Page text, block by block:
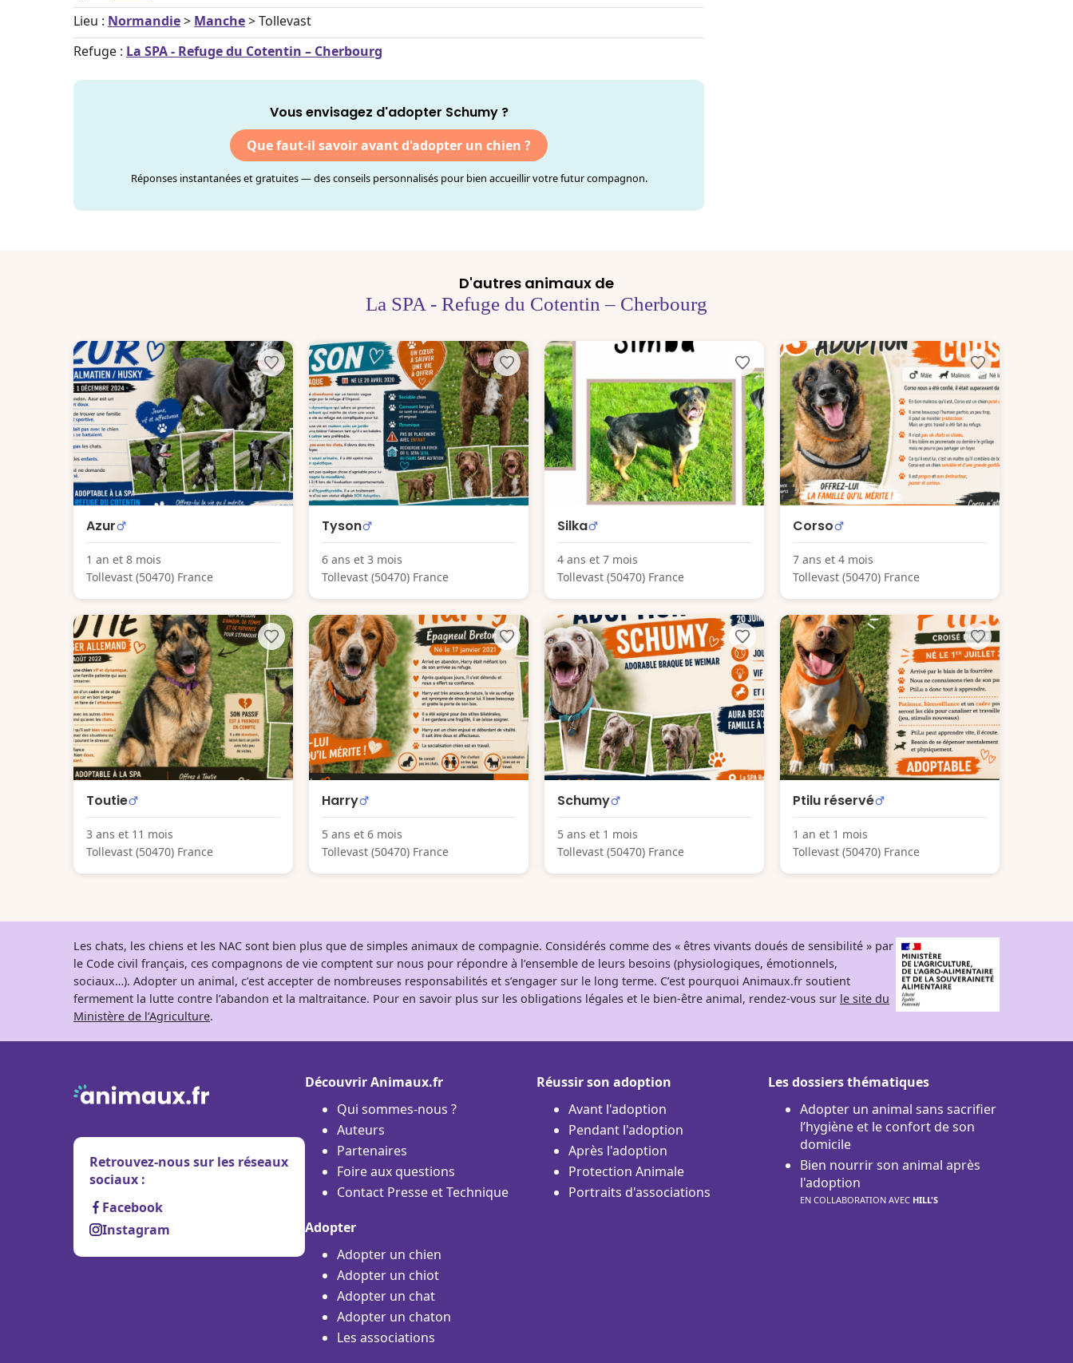
Lieu : Normandie> Manche> Tollevast
Refuge : La SPA - Refuge du Cotentin – Cherbourg
Vous envisagez d'adopter Schumy ?
Que faut-il savoir avant d'adopter un chien ?
Réponses instantanées et gratuites — des conseils personnalisés pour bien accueillir votre futur compagnon.
D'autres animaux de
La SPA - Refuge du Cotentin – Cherbourg
Azur
1 an et 8 mois
Tollevast (50470) France
Tyson
6 ans et 3 mois
Tollevast (50470) France
Silka
4 ans et 7 mois
Tollevast (50470) France
Corso
7 ans et 4 mois
Tollevast (50470) France
Toutie
3 ans et 11 mois
Tollevast (50470) France
Harry
5 ans et 6 mois
Tollevast (50470) France
Schumy
5 ans et 1 mois
Tollevast (50470) France
Ptilu réservé
1 an et 1 mois
Tollevast (50470) France
Les chats, les chiens et les NAC sont bien plus que de simples animaux de compagnie. Considérés comme des « êtres vivants doués de sensibilité » par
le Code civil français, ces compagnons de vie comptent sur nous pour répondre à l’ensemble de leurs besoins (physiologiques, émotionnels,
sociaux…). Adopter un animal, c’est accepter de nombreuses responsabilités et s’engager sur le long terme. C’est pourquoi Animaux.fr soutient
fermement la lutte contre l’abandon et la maltraitance. Pour en savoir plus sur les obligations légales et le bien-être animal, rendez-vous sur le site du
Ministère de l’Agriculture.
Retrouvez-nous sur les réseaux
sociaux :
Facebook
Instagram
Découvrir Animaux.fr
Qui sommes-nous ?
Auteurs
Partenaires
Foire aux questions
Contact Presse et Technique
Adopter
Adopter un chien
Adopter un chiot
Adopter un chat
Adopter un chaton
Les associations
Réussir son adoption
Avant l'adoption
Pendant l'adoption
Après l'adoption
Protection Animale
Portraits d'associations
Les dossiers thématiques
Adopter un animal sans sacrifier
l’hygiène et le confort de son
domicile
Bien nourrir son animal après
l'adoption
EN COLLABORATION AVEC HILL'S